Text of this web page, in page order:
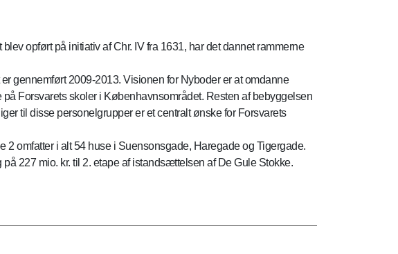
opført på initiativ af Chr. IV fra 1631, har det dannet rammerne
gennemført 2009-2013. Visionen for Nyboder er at omdanne
Forsvarets skoler i Københavnsområdet. Resten af bebyggelsen
til disse personelgrupper er et centralt ønske for Forsvarets
2 omfatter i alt 54 huse i Suensonsgade, Haregade og Tigergade.
227 mio. kr. til 2. etape af istandsættelsen af De Gule Stokke.